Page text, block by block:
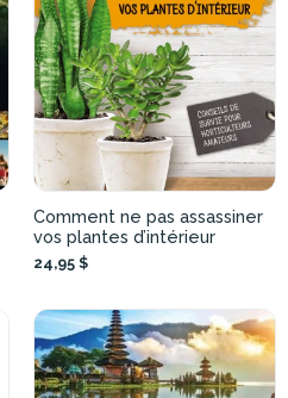
Comment ne pas assassiner
vos plantes d’intérieur
24,95 $